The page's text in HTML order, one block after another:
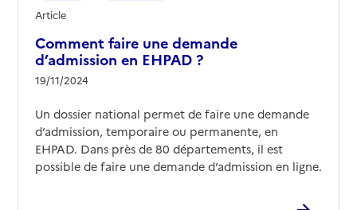
Comment faire une demande
d’admission en EHPAD ?
19/11/2024
Article
Un dossier national permet de faire une demande
d’admission, temporaire ou permanente, en
EHPAD. Dans près de 80 départements, il est
possible de faire une demande d’admission en ligne.